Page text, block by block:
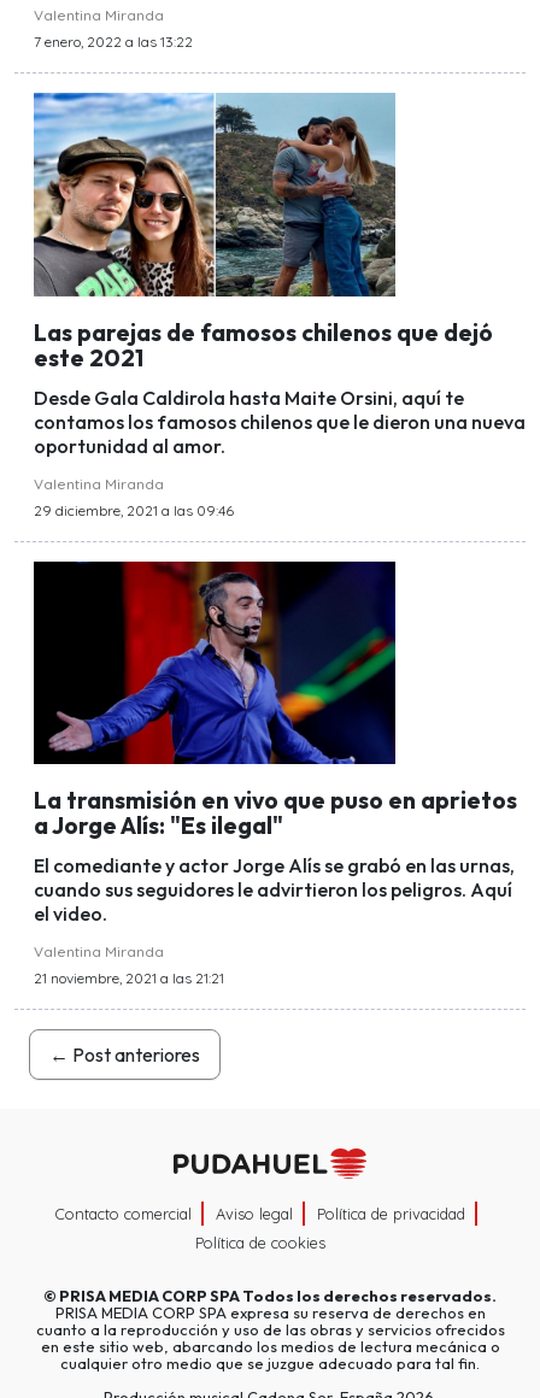
Valentina Miranda
7 enero, 2022 a las 13:22
Las parejas de famosos chilenos que dejó
este 2021
Desde Gala Caldirola hasta Maite Orsini, aquí te
contamos los famosos chilenos que le dieron una nueva
oportunidad al amor.
Valentina Miranda
29 diciembre, 2021 a las 09:46
La transmisión en vivo que puso en aprietos
a Jorge Alís: "Es ilegal"
El comediante y actor Jorge Alís se grabó en las urnas,
cuando sus seguidores le advirtieron los peligros. Aquí
el video.
Valentina Miranda
21 noviembre, 2021 a las 21:21
← Post anteriores
Contacto comercial Aviso legal
Política de privacidad
Política de cookies
© PRISA MEDIA CORP SPATodos los derechos reservados.
PRISA MEDIA CORP SPA expresa su reserva de derechos en
cuanto a la reproducción y uso de las obras y servicios ofrecidos
en este sitio web, abarcando los medios de lectura mecánica o
cualquier otro medio que se juzgue adecuado para tal fin.